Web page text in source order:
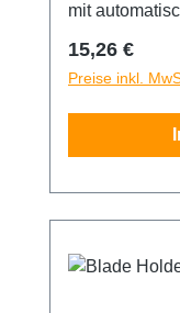
mit
Zum
nach vorne
geeignet zum
Inhalt eines
äußerst
empfohlen.
Regulärer
15,26 €
Preise inkl.